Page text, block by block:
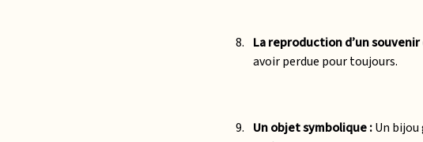
La reproduction d’un souvenir
avoir perdue pour toujours.
Un objet symbolique :Un